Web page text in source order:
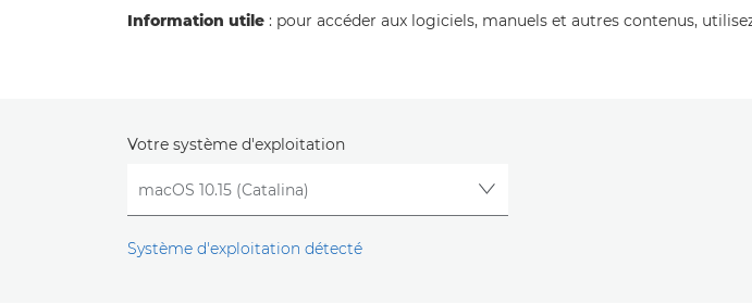
Information utile : pour accéder aux logiciels, manuels et autres contenus,
Votre système d'exploitation
Système d'exploitation détecté